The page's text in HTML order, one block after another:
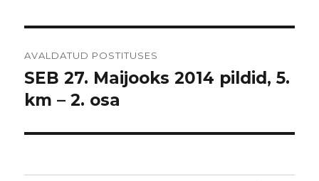
AVALDATUD POSTITUSES
SEB 27. Maijooks 2014 pildid, 5.
km – 2. osa